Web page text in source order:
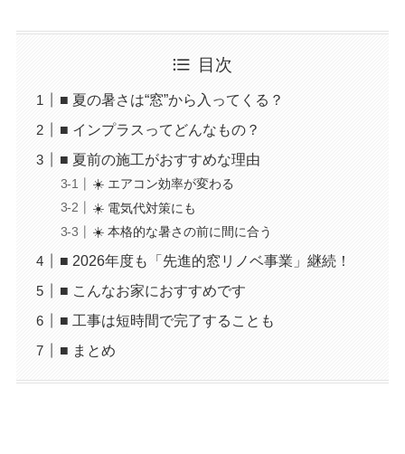
目次
■ 夏の暑さは“窓”から入ってくる？
■ インプラスってどんなもの？
■ 夏前の施工がおすすめな理由
☀️ エアコン効率が変わる
☀️ 電気代対策にも
☀️ 本格的な暑さの前に間に合う
■ 2026年度も「先進的窓リノベ事業」継続！
■ こんなお家におすすめです
■ 工事は短時間で完了することも
■ まとめ